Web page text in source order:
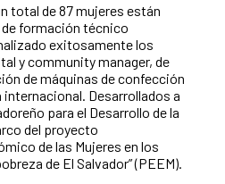
total de 87 mujeres están
formación técnico
exitosamente los
y community manager, de
de máquinas de confección
Desarrollados a
para el Desarrollo de la
del proyecto
de las Mujeres en los
de El Salvador” (PEEM).